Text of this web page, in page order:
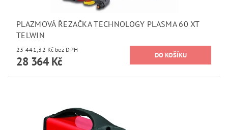
PLAZMOVÁ ŘEZAČKA TECHNOLOGY PLASMA 60 XT
TELWIN
23 441,32 Kč bez DPH
28 364 Kč